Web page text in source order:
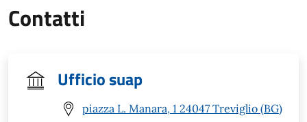
Contatti
Ufficio suap
piazza L. Manara, 1 24047 Treviglio (BG)